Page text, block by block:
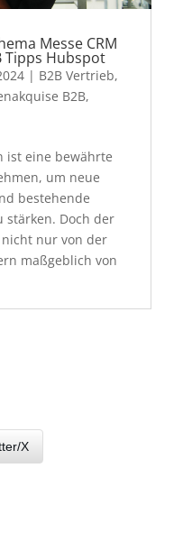
Messe CRM
Tipps Hubspot
| B2B Vertrieb,
B2B,
ist eine bewährte
um neue
bestehende
stärken. Doch der
nur von der
maßgeblich von
X